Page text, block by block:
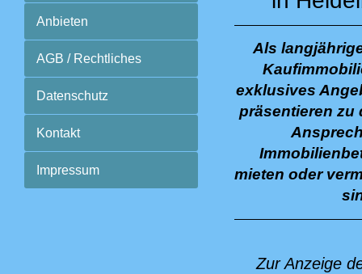
Anbieten
AGB / Rechtliches
Datenschutz
Kontakt
Impressum
Als
exklusives
präsentieren zu
mieten oder
Zur Anzeige